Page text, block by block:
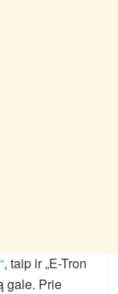
, taip ir „E-Tron
gale. Prie